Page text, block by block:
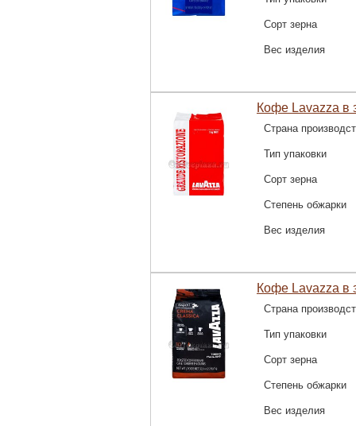
Сорт зерна
Вес изделия
Кофе Lavazza в
Страна
Тип упаковки
Сорт зерна
Степень обжарки
Вес изделия
Кофе Lavazza в
Страна
Тип упаковки
Сорт зерна
Степень обжарки
Вес изделия